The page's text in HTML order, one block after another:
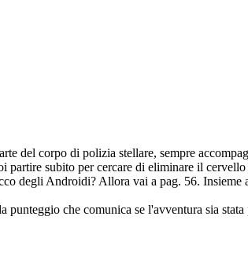
del corpo di polizia stellare, sempre
subito per cercare di eliminare il
degli Androidi? Allora vai a pag. 56.
che comunica se l'avventura sia